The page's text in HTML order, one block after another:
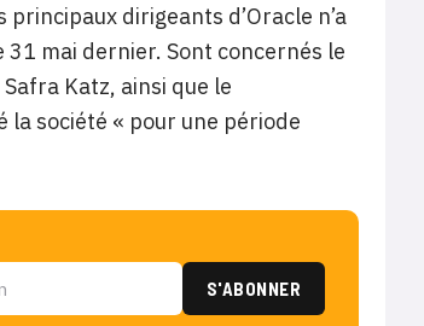
dirigeants d’Oracle n’a
mai dernier. Sont concernés le
Katz, ainsi que le
société « pour une période